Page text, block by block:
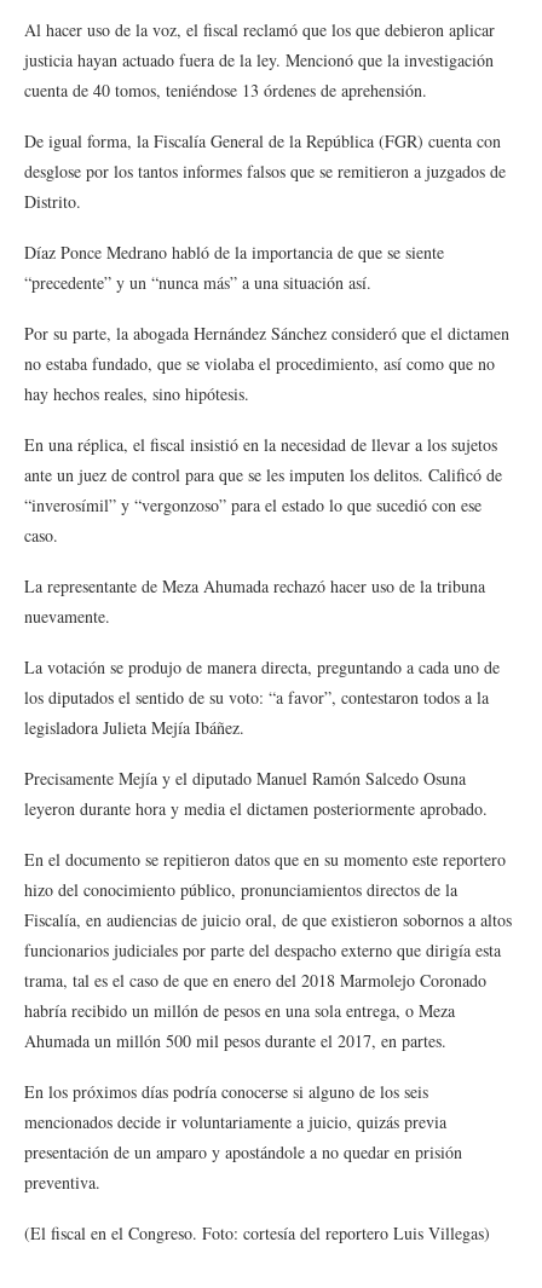
Al hacer uso de la voz, el fiscal reclamó que los que debieron aplicar
justicia hayan actuado fuera de la ley. Mencionó que la investigación
cuenta de 40 tomos, teniéndose 13 órdenes de aprehensión.
De igual forma, la Fiscalía General de la República (FGR) cuenta con
desglose por los tantos informes falsos que se remitieron a juzgados de
Distrito.
Díaz Ponce Medrano habló de la importancia de que se siente
“precedente” y un “nunca más” a una situación así.
Por su parte, la abogada Hernández Sánchez consideró que el dictamen
no estaba fundado, que se violaba el procedimiento, así como que no
hay hechos reales, sino hipótesis.
En una réplica, el fiscal insistió en la necesidad de llevar a los sujetos
ante un juez de control para que se les imputen los delitos. Calificó de
“inverosímil” y “vergonzoso” para el estado lo que sucedió con ese
caso.
La representante de Meza Ahumada rechazó hacer uso de la tribuna
nuevamente.
La votación se produjo de manera directa, preguntando a cada uno de
los diputados el sentido de su voto: “a favor”, contestaron todos a la
legisladora Julieta Mejía Ibáñez.
Precisamente Mejía y el diputado Manuel Ramón Salcedo Osuna
leyeron durante hora y media el dictamen posteriormente aprobado.
En el documento se repitieron datos que en su momento este reportero
hizo del conocimiento público, pronunciamientos directos de la
Fiscalía, en audiencias de juicio oral, de que existieron sobornos a altos
funcionarios judiciales por parte del despacho externo que dirigía esta
trama, tal es el caso de que en enero del 2018 Marmolejo Coronado
habría recibido un millón de pesos en una sola entrega, o Meza
Ahumada un millón 500 mil pesos durante el 2017, en partes.
En los próximos días podría conocerse si alguno de los seis
mencionados decide ir voluntariamente a juicio, quizás previa
presentación de un amparo y apostándole a no quedar en prisión
preventiva.
(El fiscal en el Congreso. Foto: cortesía del reportero Luis Villegas)